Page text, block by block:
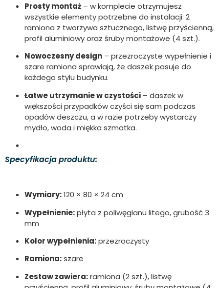
Prosty montaż – w komplecie otrzymujesz
wszystkie elementy potrzebne do instalacji: 2
ramiona z tworzywa sztucznego, listwę przyścienną,
profil aluminiowy oraz śruby montażowe (4 szt.).
Nowoczesny design – przezroczyste wypełnienie i
szare ramiona sprawiają, że daszek pasuje do
każdego stylu budynku.
Łatwe utrzymanie w czystości – daszek w
większości przypadków czyści się sam podczas
opadów deszczu, a w razie potrzeby wystarczy
mydło, woda i miękka szmatka.
Specyfikacja produktu:
Wymiary:120 × 80 × 24 cm
Wypełnienie:płyta z poliwęglanu litego, grubość 3
mm
Kolor wypełnienia:przezroczysty
Ramiona:szare
Zestaw zawiera:ramiona (2 szt.), listwę